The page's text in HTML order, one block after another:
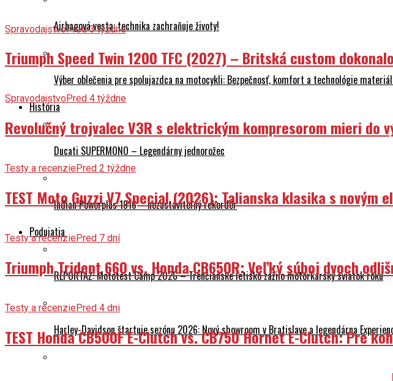
Airbagová vesta: technika zachraňuje životy!
Výber oblečenia pre spolujazdca na motocykli: Bezpečnosť, komfort a technológie
História
Ducati SUPERMONO – Legendárny jednorožec
Indian Powerplus 1916 – nezastaviteľný rekordér
Podujatia
REPORTÁŽ: Mototest Camp 2026 – Trenčianske letisko zažilo motorkársky sviatok roku
Harley-Davidson štartuje sezónu 2026: Nový showroom v Bratislave a legendárna
SpravodajstvoPred 3 týždne
Triumph Speed Twin 1200 TFC (2027) – Britská custom
SpravodajstvoPred 4 týždne
Revolučný trojvalec V3R s elektrickým kompresorom mieri do
Testy a recenziePred 2 týždne
TEST Moto Guzzi V7 Special (2026): Talianska klasika s
Testy a recenziePred 7 dní
Triumph Trident 660 vs. Honda CB650R: Veľký súboj dvoch
Testy a recenziePred 4 dni
TEST Honda CB500F E-Clutch vs. CB750 Hornet E-Clutch: Pre